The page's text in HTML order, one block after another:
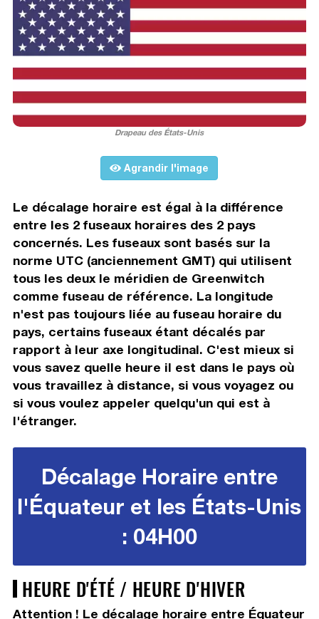
Drapeau des États-Unis
Agrandir l'image
Le décalage horaire est égal à la différence
entre les 2 fuseaux horaires des 2 pays
concernés. Les fuseaux sont basés sur la
norme UTC (anciennement GMT) qui utilisent
tous les deux le méridien de Greenwitch
comme fuseau de référence. La longitude
n'est pas toujours liée au fuseau horaire du
pays, certains fuseaux étant décalés par
rapport à leur axe longitudinal. C'est mieux si
vous savez quelle heure il est dans le pays où
vous travaillez à distance, si vous voyagez ou
si vous voulez appeler quelqu'un qui est à
l'étranger.
Décalage Horaire entre
l'Équateur et les États-Unis
: 04H00
HEURE D'ÉTÉ / HEURE D'HIVER
Attention ! Le décalage horaire entre Équateur